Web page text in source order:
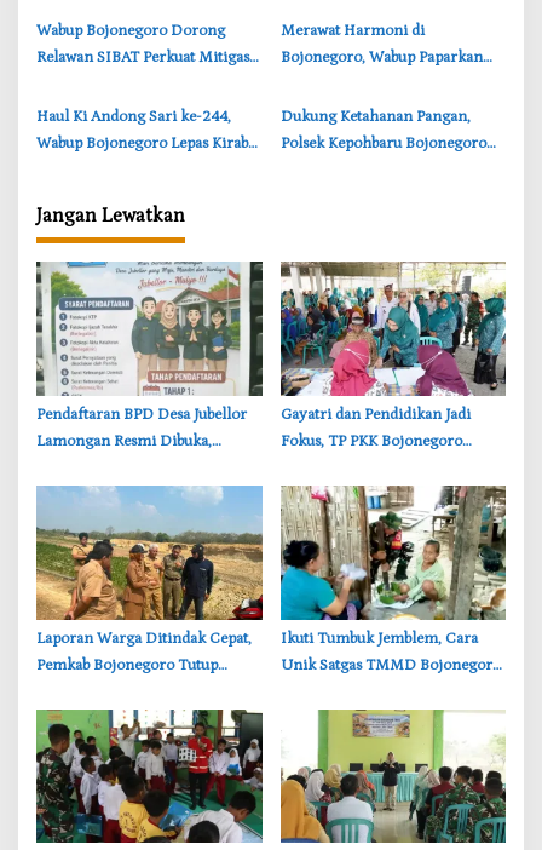
Miskin
‎Wabup Bojonegoro Dorong
Relawan SIBAT Perkuat Mitigasi
‎Merawat Harmoni di
Bojonegoro, Wabup Paparkan
‎Haul Ki Andong Sari ke-244,
Wabup Bojonegoro Lepas Kirab
‎Dukung Ketahanan Pangan,
Polsek Kepohbaru Bojonegoro
Jangan Lewatkan
Pendaftaran BPD Desa Jubellor
Lamongan Resmi Dibuka,
Disebarkan
‎Gayatri dan Pendidikan Jadi
Fokus, TP PKK Bojonegoro
‎Laporan Warga Ditindak Cepat,
Pemkab Bojonegoro Tutup
di Trucuk
‎Ikuti Tumbuk Jemblem, Cara
Unik Satgas TMMD Bojonegoro